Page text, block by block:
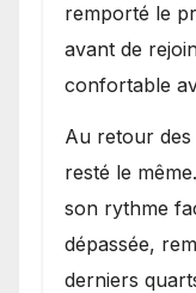
remporté le
avant de
confortable
Au retour des
resté le
son rythme
dépassée,
derniers